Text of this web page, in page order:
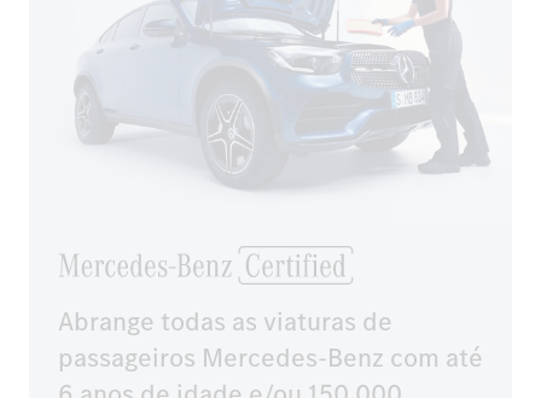
Abrange todas as viaturas de
passageiros Mercedes-Benz com até